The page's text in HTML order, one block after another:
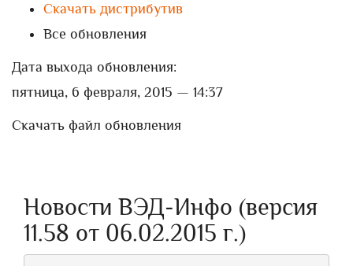
Скачать дистрибутив
Все обновления
Дата выхода обновления:
пятница, 6 февраля, 2015 — 14:37
Скачать файл обновления
Новости ВЭД-Инфо (версия
11.58 от 06.02.2015 г.)